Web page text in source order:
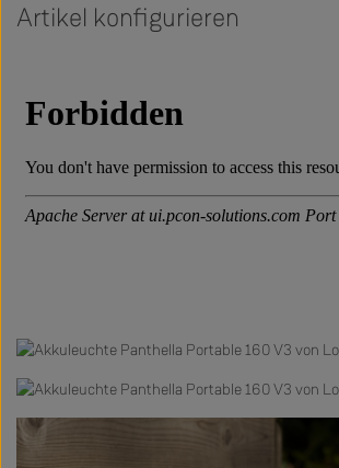
Artikel konfigurieren